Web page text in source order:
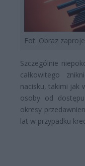
Fot. Obraz
Szczególnie
całkowitego
nacisku, takimi jak
osoby od
okresy
lat w przypadku